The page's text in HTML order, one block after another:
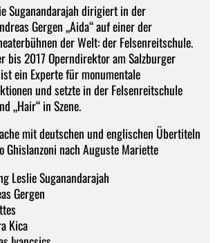
Suganandarajah dirigiert in der
Gergen „Aida“ auf einer der
der Welt: der Felsenreitschule.
bis 2017 Operndirektor am Salzburger
ein Experte für monumentale
und setzte in der Felsenreitschule
„Hair“ in Szene.
mit deutschen und englischen Übertiteln
Ghislanzoni nach Auguste Mariette
Leslie Suganandarajah
Gergen
Kica